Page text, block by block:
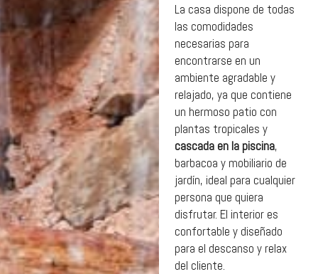
La casa dispone de todas
las comodidades
necesarias para
encontrarse en un
ambiente agradable y
relajado, ya que contiene
un hermoso patio con
plantas tropicales y
cascada en la piscina,
barbacoa y mobiliario de
jardín, ideal para cualquier
persona que quiera
disfrutar. El interior es
confortable y diseñado
para el descanso y relax
del cliente.